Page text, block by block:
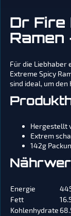
Dr Fire
Ramen
Für die Liebhaber
Extreme Spicy
sind ideal, um
Hergestellt
Extrem
142g
Energie
Fett
Kohlenhydrate